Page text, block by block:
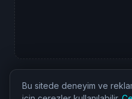
Bu sitede deneyim ve